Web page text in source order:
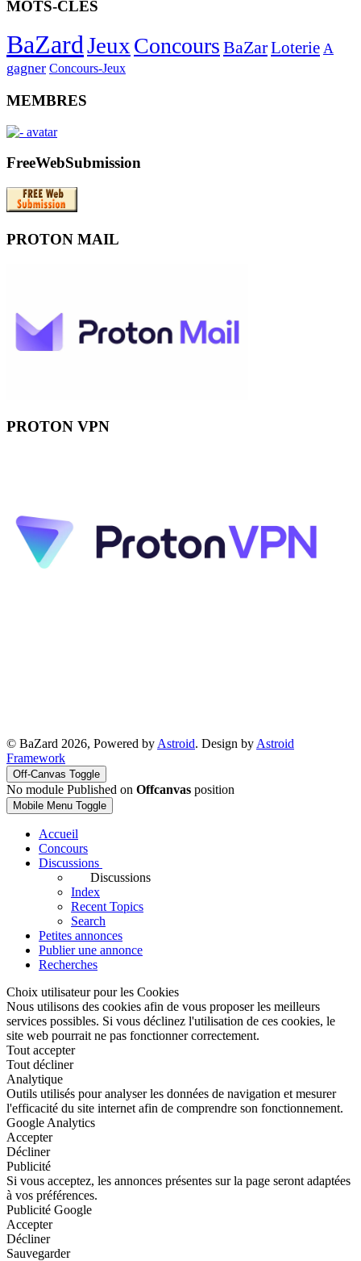
MOTS-CLES
BaZardJeuxConcours BaZarLoterie A
gagner Concours-Jeux
MEMBRES
FreeWebSubmission
PROTON MAIL
PROTON VPN
© BaZard 2026, Powered by Astroid. Design by Astroid
Framework
Off-Canvas Toggle
No module Published on Offcanvas position
Mobile Menu Toggle
Accueil
Concours
Discussions
Discussions
Index
Recent Topics
Search
Petites annonces
Publier une annonce
Recherches
Choix utilisateur pour les Cookies
Nous utilisons des cookies afin de vous proposer les meilleurs
services possibles. Si vous déclinez l'utilisation de ces cookies, le
site web pourrait ne pas fonctionner correctement.
Tout accepter
Tout décliner
Analytique
Outils utilisés pour analyser les données de navigation et mesurer
l'efficacité du site internet afin de comprendre son fonctionnement.
Google Analytics
Accepter
Décliner
Publicité
Si vous acceptez, les annonces présentes sur la page seront adaptées
à vos préférences.
Publicité Google
Accepter
Décliner
Sauvegarder